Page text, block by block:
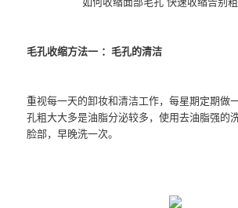
毛孔收缩方法一 ：毛孔的清洁
重视每一天的卸妆和清洁工作，每星期定期做
孔粗大大多是油脂分泌较多，使用去油脂强的
脸部，早晚洗一次。